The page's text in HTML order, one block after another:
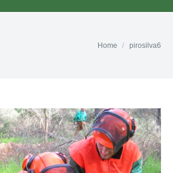
Home pirosilva6